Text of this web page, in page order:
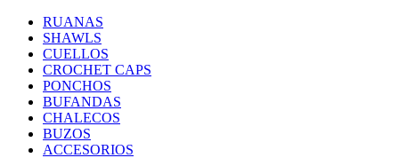
RUANAS
SHAWLS
CUELLOS
CROCHET CAPS
PONCHOS
BUFANDAS
CHALECOS
BUZOS
ACCESORIOS